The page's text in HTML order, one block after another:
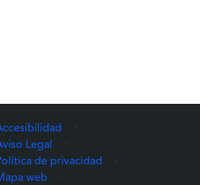
Legal
de privacidad
web